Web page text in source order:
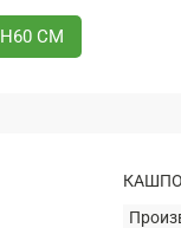
H60 СМ
КАШПО